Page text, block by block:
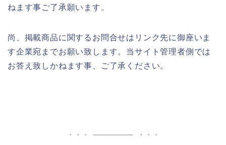
ねます事ご了承願います。
尚、掲載商品に関するお問合せはリンク先に御座いま
す企業宛までお願い致します。当サイト管理者側では
お答え致しかねます事、ご了承ください。